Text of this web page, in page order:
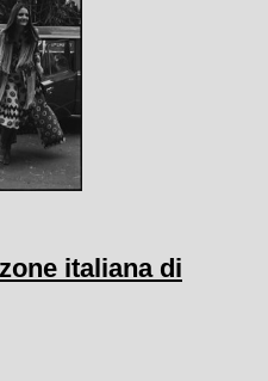
italiana di